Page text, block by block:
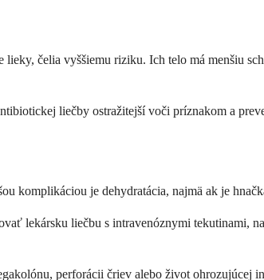
čelia vyššiemu riziku. Ich telo má menšiu
liečby ostražitejší voči príznakom a
komplikáciou je dehydratácia, najmä ak je
lekársku liečbu s intravenóznymi tekutinami,
perforácii čriev alebo život ohrozujúcej